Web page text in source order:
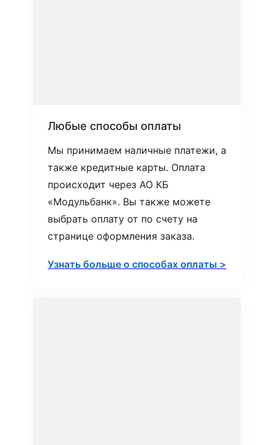
Любые способы оплаты
Мы принимаем наличные платежи, а
также кредитные карты. Оплата
происходит через АО КБ
«Модульбанк». Вы также можете
выбрать оплату от по счету на
странице оформления заказа.
Узнать больше о способах оплаты >